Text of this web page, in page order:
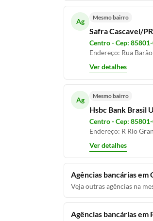
Ag Mesmo bairro
Safra Cascavel/PR
Centro - Cep:
Endereço: Rua
Ver detalhes
Ag Mesmo bairro
Hsbc Bank Brasil
Centro - Cep:
Endereço: R Rio
Ver detalhes
Agências bancárias em
Veja outras agências na
Agências bancárias em